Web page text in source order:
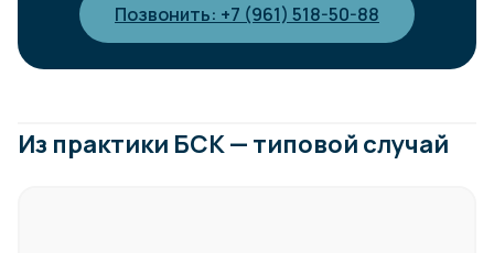
Позвонить: +7 (961) 518-50-88
Из практики БСК — типовой случай